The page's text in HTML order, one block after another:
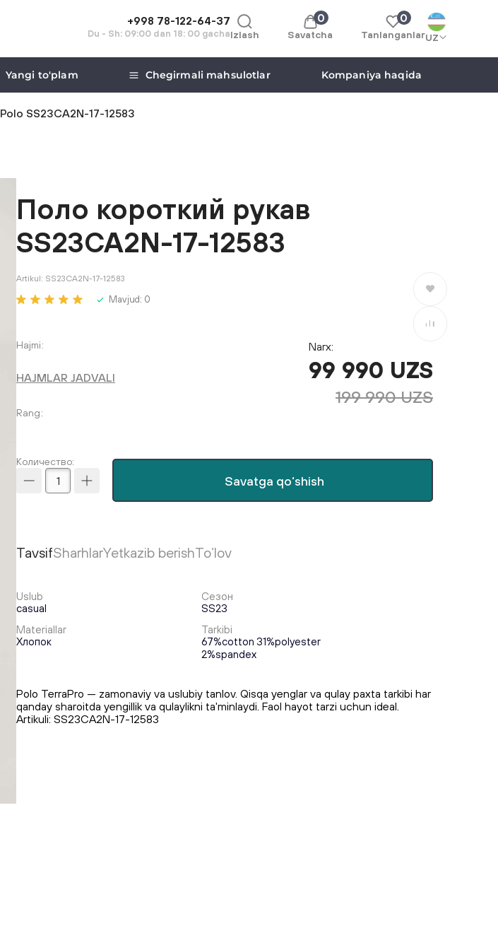
+998 78-122-64-37
Du - Sh: 09:00 dan 18: 00 gachaIzlash Savatcha
0 0
TanlanganlarUZ
Yangi to'plam Chegirmali mahsulotlar Kompaniya haqida
Polo SS23CA2N-17-12583
Поло короткий рукав
SS23CA2N-17-12583
Artikul: SS23CA2N-17-12583
Mavjud: 0
Saralanganlarga
Taqqoslashga
Hajmi
HAJMLAR JADVALI
Rang
Narx:
99 990 UZS
199 990 UZS
Количество:
Savatga qo‘shish
TavsifSharhlarYetkazib berishTo‘lov
Uslub
casual
Сезон
SS23
Materiallar
Хлопок
Tarkibi
67%cotton 31%polyester
2%spandex
Pоlo TerraPro — zamonaviy va uslubiy tanlov. Qisqa yenglar va qulay paxta tarkibi har
qanday sharoitda yengillik va qulaylikni ta'minlaydi. Faol hayot tarzi uchun ideal.
Artikuli: SS23CA2N-17-12583